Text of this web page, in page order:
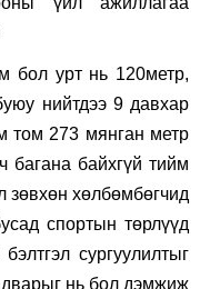
бол урт нь 120метр,
нийтдээ 9 давхар
том 273 мянган метр
багана байхгүй тийм
зөвхөн хөлбөмбөгчид
спортын төрлүүд
сургуулилтыг
нь бол дэмжиж